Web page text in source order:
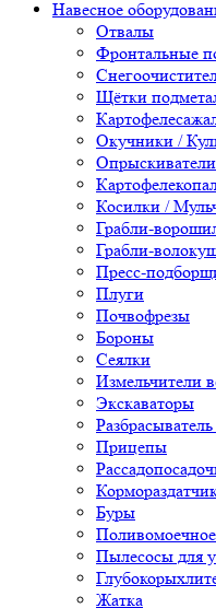
Навесное
Отвалы
Фронтальные
Щётки
Окучники /
Косилки /
Грабли-
Грабли-
Пресс-
Плуги
Почвофрезы
Бороны
Сеялки
Измельчители
Экскаваторы
Прицепы
Буры
Пылесосы для
Жатка